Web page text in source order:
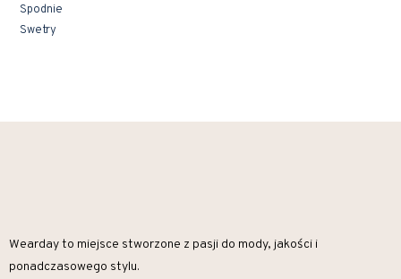
Spodnie
Swetry
Wearday to miejsce stworzone z pasji do mody, jakości i
ponadczasowego stylu.